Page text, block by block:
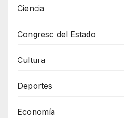
Ciencia
Congreso del Estado
Cultura
Deportes
Economía